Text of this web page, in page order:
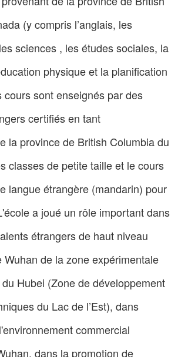
(y compris l’anglais, les
sciences , les études sociales, la
physique et la planification
cours sont enseignés par des
certifiés en tant
la province de British Columbia du
classes de petite taille et le cours
langue étrangère (mandarin) pour
a joué un rôle important dans
étrangers de haut niveau
de la zone expérimentale
Hubei (Zone de développement
du Lac de l’Est), dans
commercial
dans la promotion de